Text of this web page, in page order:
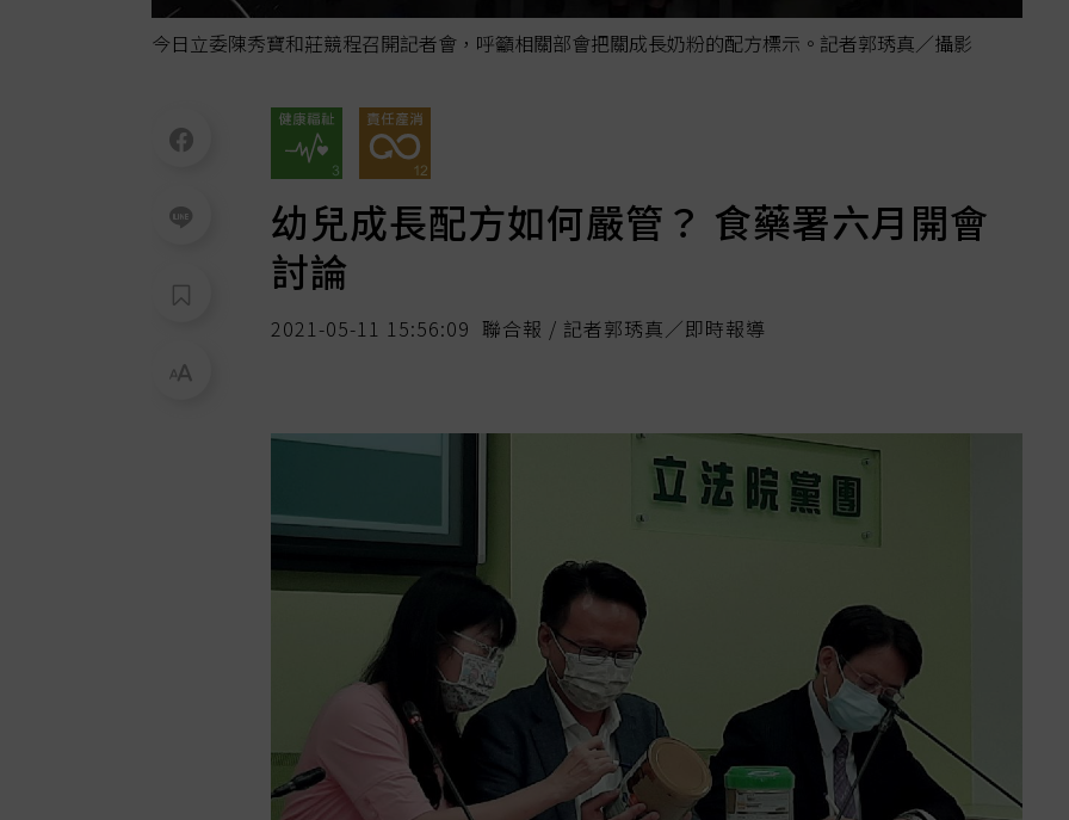
今日立委陳秀寶和莊競程召開記者會，呼籲相關部會把關成長奶粉的配方標示。記者郭琇真／攝影
幼兒成長配方如何嚴管？ 食藥署六月開會
討論
2021-05-11 15:56:09 聯合報 / 記者郭琇真／即時報導